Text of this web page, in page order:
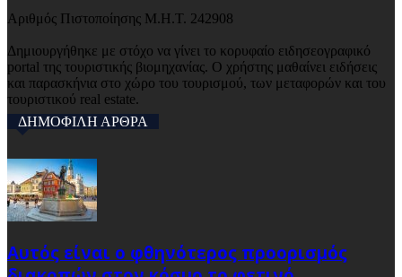
Αριθμός Πιστοποίησης Μ.Η.Τ. 242908
Δημιουργήθηκε με στόχο να γίνει το κορυφαίο ειδησεογραφικό
portal της τουριστικής βιομηχανίας. Ο χρήστης μαθαίνει ειδήσεις
και παρασκήνια στο χώρο του τουρισμού, των μεταφορών και του
τουριστικού real estate.
ΔΗΜΟΦΙΛΗ ΑΡΘΡΑ
Αυτός είναι ο φθηνότερος προορισμός